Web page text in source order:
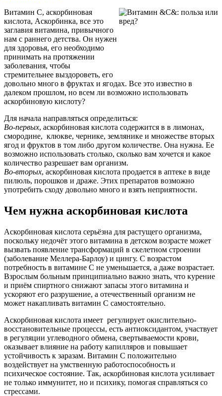
Витамин С, аскорбиновая
кислота, Аскорбинка, все это
заглавия витамина, привычного
нам с раннего детства. Он нужен
для здоровья, его необходимо
принимать на протяжении
заболевания, чтобы
стремительнее выздороветь, его
довольно много в фруктах и ягодах. Все это известно в
далеком прошлом, но всем ли возможно использовать
аскорбиновую кислоту?
Для начала направляться определиться:
Во-первых, аскорбиновая кислота содержится в в лимонах,
смородине, клюкве, чернике, землянике и множестве вторых
ягод и фруктов в том либо другом количестве. Она нужна. Ее
возможно использовать столько, сколько вам хочется и какое
количество разрешает вам организм.
Во-вторых, аскорбиновая кислота продается в аптеке в виде
пилюль, порошков и драже. Этих препаратов возможно
употребить сходу довольно много и взять неприятности.
Чем нужна аскорбиновая кислота
Аскорбиновая кислота серьёзна для растущего организма,
поскольку недочёт этого витамина в детском возрасте может
вызвать появление трансформаций в скелетном строении
(заболевание Меллера-Барлоу) и цингу. С возрастом
потребность в витамине С не уменьшается, а даже возрастает.
Взрослым больным принципиально важно знать, что курение
и приём спиртного снижают запасы этого витамина и
ускоряют его разрушение, а отечественный организм не
может накапливать витамин С самостоятельно.
Аскорбиновая кислота имеет регулирует окислительно-
восстановительные процессы, есть антиоксидантом, участвует
в регуляции углеводного обмена, свертываемости крови,
оказывает влияние на работу капилляров и повышает
устойчивость к заразам. Витамин С положительно
воздействует на умственную работоспособность и
психическое состояние. Так, аскорбиновая кислота усиливает
не только иммунитет, но и психику, помогая справляться со
стрессами.